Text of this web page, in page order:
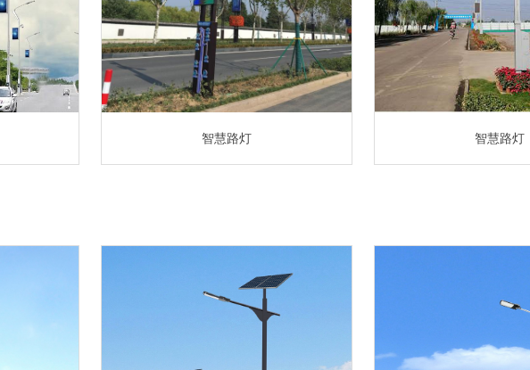
智慧路灯 智慧路灯